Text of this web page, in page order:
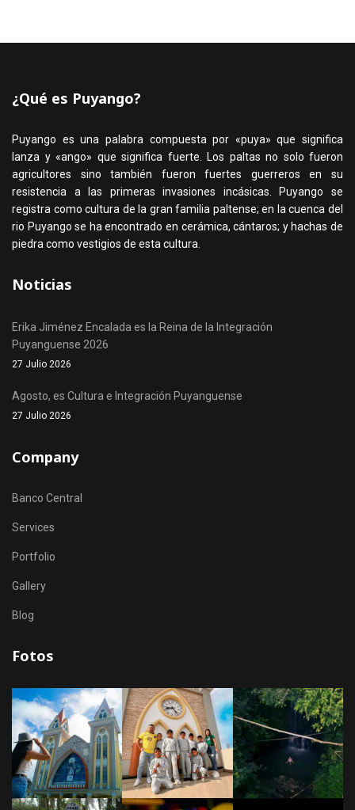
¿Qué es Puyango?
Puyango es una palabra compuesta por «puya» que significa
lanza y «ango» que significa fuerte. Los paltas no solo fueron
agricultores sino también fueron fuertes guerreros en su
resistencia a las primeras invasiones incásicas. Puyango se
registra como cultura de la gran familia paltense; en la cuenca del
rio Puyango se ha encontrado en cerámica, cántaros; y hachas de
piedra como vestigios de esta cultura.
Noticias
Erika Jiménez Encalada es la Reina de la Integración
Puyanguense 2026
27 Julio 2026
Agosto, es Cultura e Integración Puyanguense
27 Julio 2026
Company
Banco Central
Services
Portfolio
Gallery
Blog
Fotos